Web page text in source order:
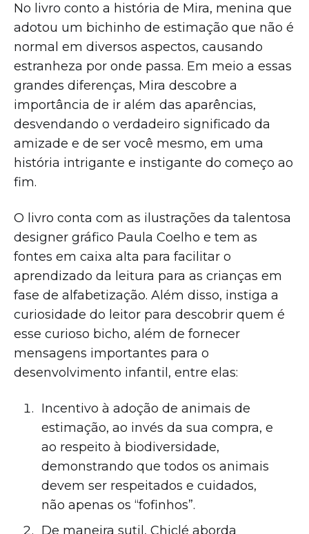
No livro conto a história de Mira, menina que
adotou um bichinho de estimação que não é
normal em diversos aspectos, causando
estranheza por onde passa. Em meio a essas
grandes diferenças, Mira descobre a
importância de ir além das aparências,
desvendando o verdadeiro significado da
amizade e de ser você mesmo, em uma
história intrigante e instigante do começo ao
fim.
O livro conta com as ilustrações da talentosa
designer gráfico Paula Coelho e tem as
fontes em caixa alta para facilitar o
aprendizado da leitura para as crianças em
fase de alfabetização. Além disso, instiga a
curiosidade do leitor para descobrir quem é
esse curioso bicho, além de fornecer
mensagens importantes para o
desenvolvimento infantil, entre elas:
Incentivo à adoção de animais de
estimação, ao invés da sua compra, e
ao respeito à biodiversidade,
demonstrando que todos os animais
devem ser respeitados e cuidados,
não apenas os “fofinhos”.
De maneira sutil, Chiclé aborda